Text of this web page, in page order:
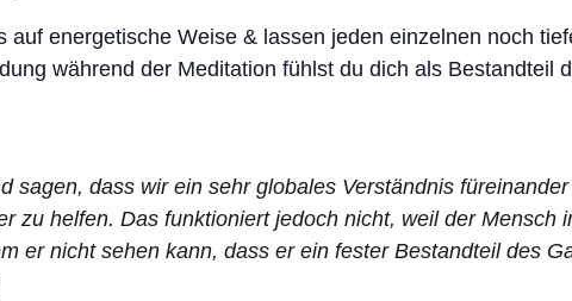
auf energetische Weise & lassen jeden einzelnen noch
während der Meditation fühlst du dich als Bestandteil
sagen, dass wir ein sehr globales Verständnis
zu helfen. Das funktioniert jedoch nicht, weil der Mensch
er nicht sehen kann, dass er ein fester Bestandteil des